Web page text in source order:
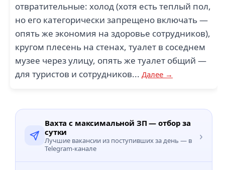
отвратительные: холод (хотя есть теплый пол,
но его категорически запрещено включать —
опять же экономия на здоровье сотрудников),
кругом плесень на стенах, туалет в соседнем
музее через улицу, опять же туалет общий —
для туристов и сотрудников... Далее →
Вахта с максимальной ЗП — отбор за
сутки
Лучшие вакансии из поступивших за день — в
Telegram-канале
›